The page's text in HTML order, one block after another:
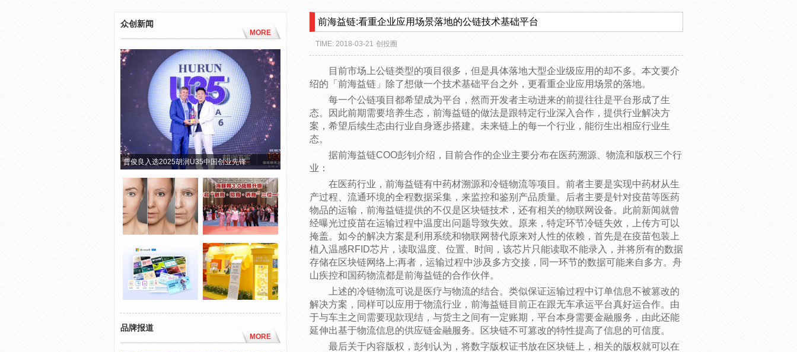
众创新闻
MORE
曹俊良入选2025胡润U35中国创业先锋
品牌报道
MORE
前海益链:看重企业应用场景落地的公链技术基础平台
TIME: 2018-03-21 创投圈
目前市场上公链类型的项目很多，但是具体落地大型企业级应用的却不多。本文要介
绍的「前海益链」除了想做一个技术基础平台之外，更看重企业应用场景的落地。
每一个公链项目都希望成为平台，然而开发者主动进来的前提往往是平台形成了生
态。因此前期需要培养生态，前海益链的做法是跟特定行业深入合作，提供行业解决方
案，希望后续生态由行业自身逐步搭建。未来链上的每一个行业，能衍生出相应行业生
态。
据前海益链COO彭钊介绍，目前合作的企业主要分布在医药溯源、物流和版权三个行
业：
在医药行业，前海益链有中药材溯源和冷链物流等项目。前者主要是实现中药材从生
产过程、流通环境的全程数据采集，来监控和鉴别产品质量。后者主要是针对疫苗等医药
物品的运输，前海益链提供的不仅是区块链技术，还有相关的物联网设备。此前新闻就曾
经曝光过疫苗在运输过程中温度出问题导致失效。原来，特定环节冷链失效，上传方可以
掩盖。如今的解决方案是利用系统和物联网替代原来对人性的依赖，首先是在疫苗包装上
植入温感RFID芯片，读取温度、位置、时间，该芯片只能读取不能录入，并将所有的数据
存储在区块链网络上;再者，运输过程中涉及多方交接，同一环节的数据可能来自多方。舟
山疾控和国药物流都是前海益链的合作伙伴。
上述的冷链物流可说是医疗与物流的结合。类似保证运输过程中订单信息不被篡改的
解决方案，同样可以应用于物流行业，前海益链目前正在跟无车承运平台真好运合作。由
于与车主之间需要现款现结，与货主之间有一定账期，平台本身需要金融服务，由此还能
延伸出基于物流信息的供应链金融服务。区块链不可篡改的特性提高了信息的可信度。
最后关于内容版权，彭钊认为，将数字版权证书放在区块链上，相关的版权就可以在